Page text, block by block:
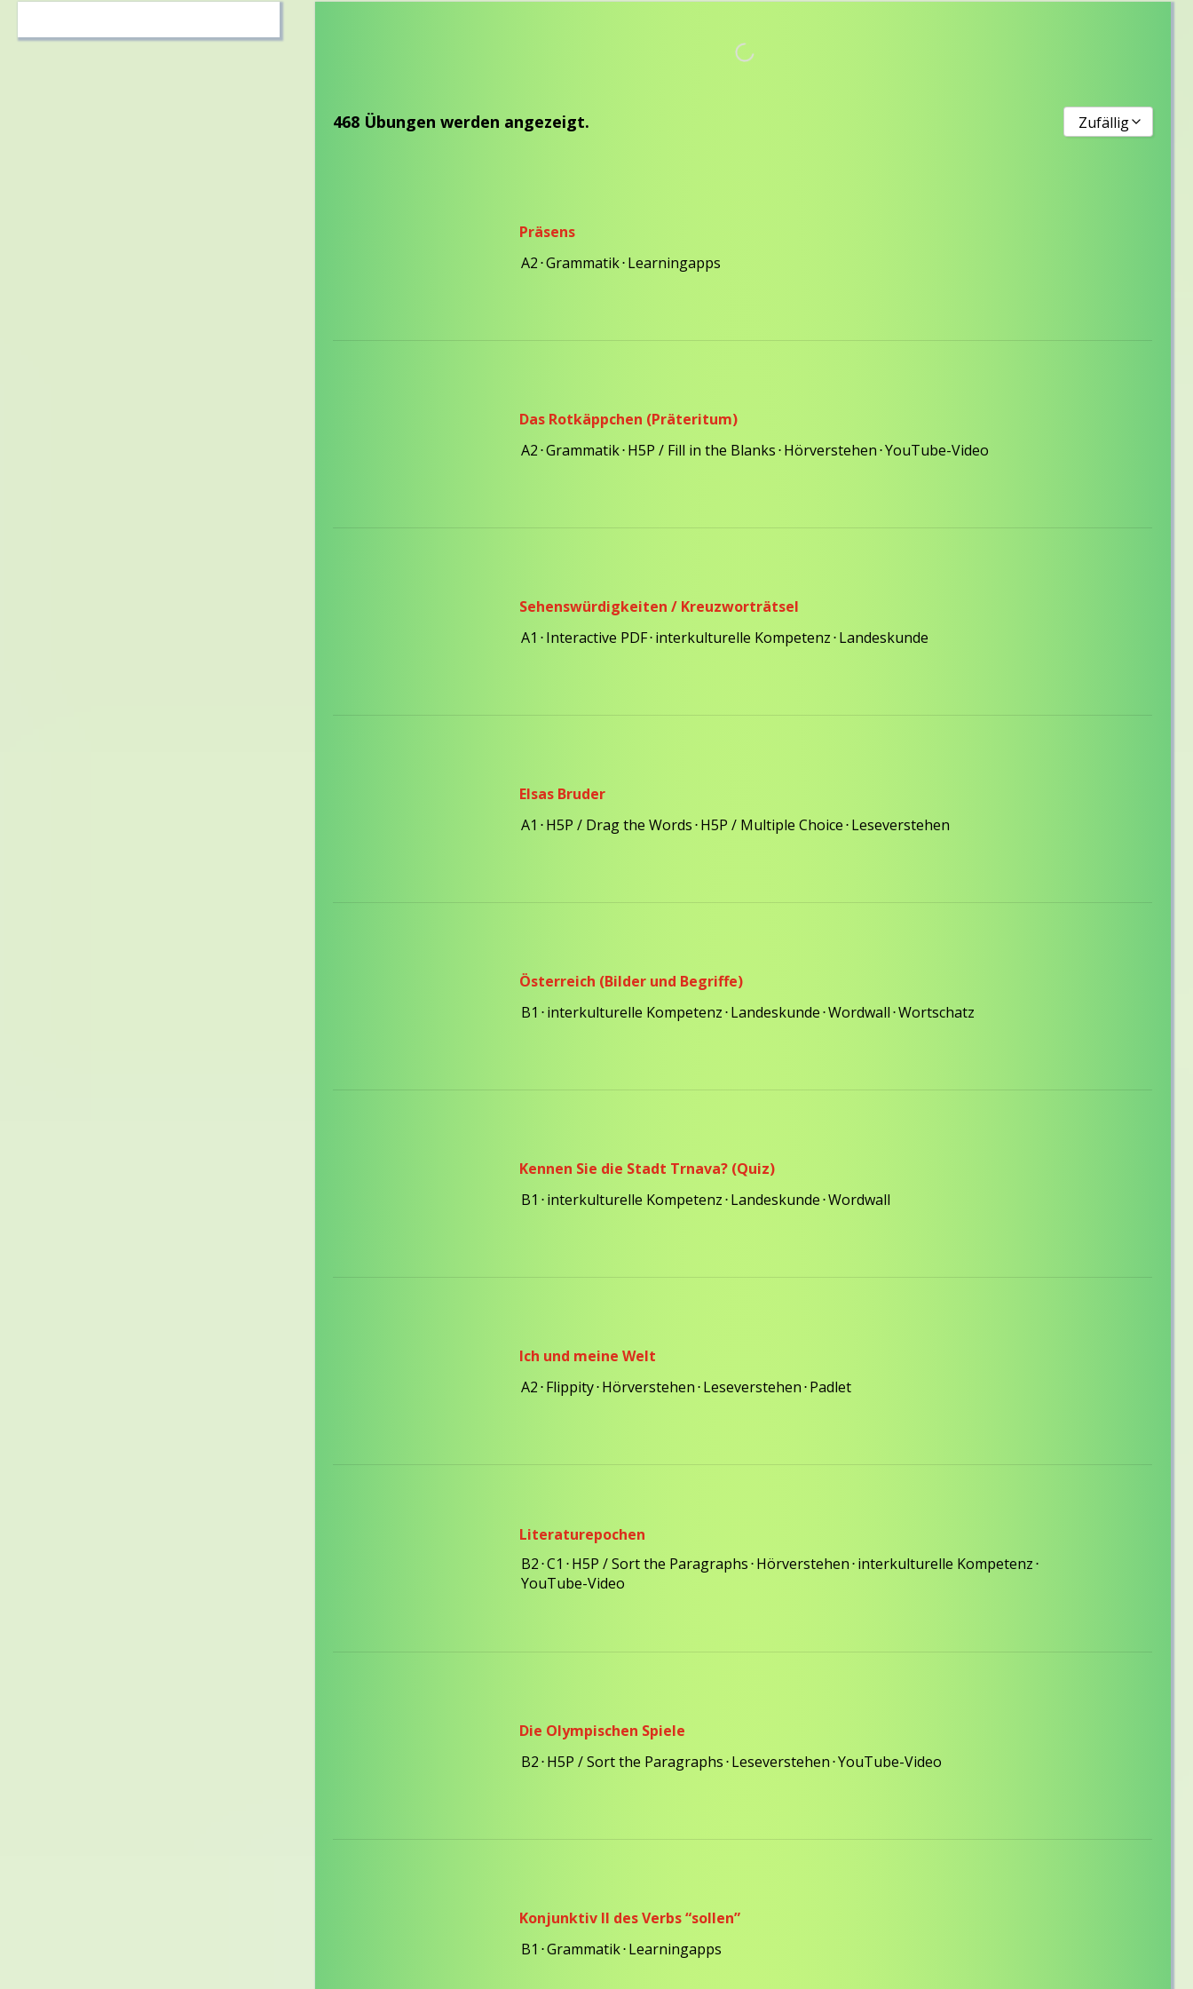
468 Übungen werden angezeigt.
Zufällig
Präsens
A2⋅Grammatik⋅Learningapps
Das Rotkäppchen (Präteritum)
A2⋅Grammatik⋅H5P / Fill in the Blanks⋅Hörverstehen⋅YouTube-Video
Sehenswürdigkeiten / Kreuzworträtsel
A1 ⋅Interactive PDF⋅interkulturelle Kompetenz⋅Landeskunde
Elsas Bruder
A1 ⋅H5P / Drag the Words⋅H5P / Multiple Choice⋅Leseverstehen
Österreich (Bilder und Begriffe)
B1 ⋅interkulturelle Kompetenz⋅Landeskunde⋅Wordwall⋅Wortschatz
Kennen Sie die Stadt Trnava? (Quiz)
B1 ⋅interkulturelle Kompetenz⋅Landeskunde⋅Wordwall
Ich und meine Welt
A2⋅Flippity⋅Hörverstehen⋅Leseverstehen⋅Padlet
Literaturepochen
B2⋅C1 ⋅H5P / Sort the Paragraphs⋅Hörverstehen⋅interkulturelle Kompetenz⋅
YouTube-Video
Die Olympischen Spiele
B2⋅H5P / Sort the Paragraphs⋅Leseverstehen⋅YouTube-Video
Konjunktiv II des Verbs “sollen”
B1 ⋅Grammatik⋅Learningapps